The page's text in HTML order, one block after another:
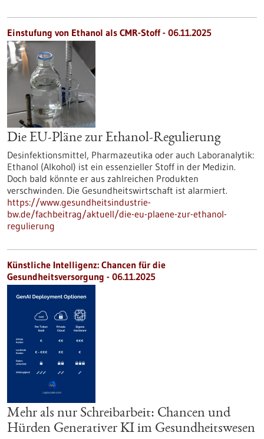
Einstufung von Ethanol als CMR-Stoff - 06.11.2025
Die EU-Pläne zur Ethanol-Regulierung
Desinfektionsmittel, Pharmazeutika oder auch Laboranalytik:
Ethanol (Alkohol) ist ein essenzieller Stoff in der Medizin.
Doch bald könnte er aus zahlreichen Produkten
verschwinden. Die Gesundheitswirtschaft ist alarmiert.
https://www.gesundheitsindustrie-
bw.de/fachbeitrag/aktuell/die-eu-plaene-zur-ethanol-
regulierung
Künstliche Intelligenz: Chancen für die
Gesundheitsversorgung - 06.11.2025
Mehr als nur Schreibarbeit: Chancen und
Hürden Generativer KI im Gesundheitswesen